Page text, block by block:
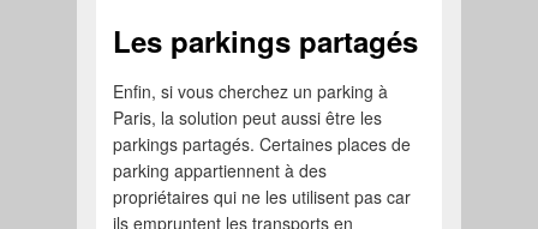
Les parkings partagés
Enfin, si vous cherchez un parking à
Paris, la solution peut aussi être les
parkings partagés. Certaines places de
parking appartiennent à des
propriétaires qui ne les utilisent pas car
ils empruntent les transports en